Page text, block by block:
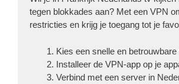
tegen blokkades aan? Met een VPN
restricties en krijg je toegang tot je
Kies een snelle en betrouwbare
Installeer de VPN-app op je
Verbind met een server in